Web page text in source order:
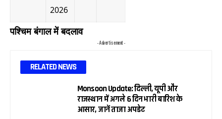
2026
पश्चिम बंगाल में बदलाव
- Advertisement -
RELATED NEWS
Monsoon Update: दिल्ली, यूपी और
राजस्थान में अगले 6 दिन भारी बारिश के
आसार, जानें ताजा अपडेट